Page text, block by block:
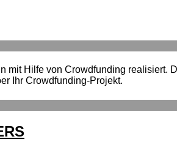
mit Hilfe von Crowdfunding realisiert.
Ihr Crowdfunding-Projekt.